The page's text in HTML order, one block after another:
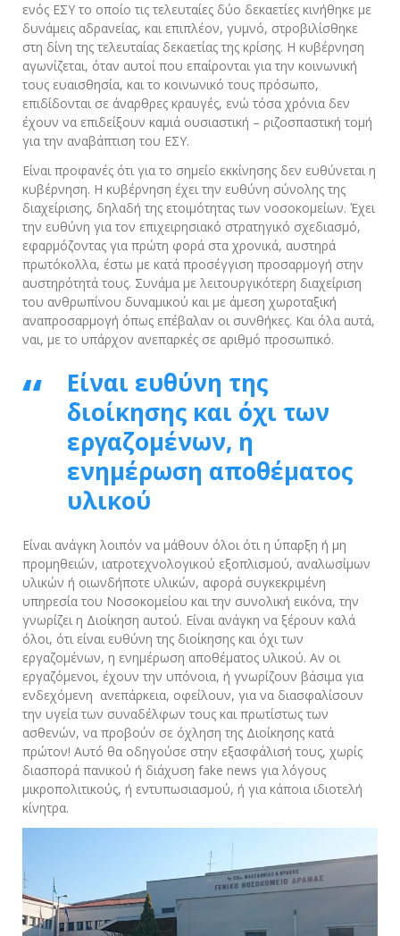
ενός ΕΣΥ το οποίο τις τελευταίες δύο δεκαετίες κινήθηκε με
δυνάμεις αδρανείας, και επιπλέον, γυμνό, στροβιλίσθηκε
στη δίνη της τελευταίας δεκαετίας της κρίσης. Η κυβέρνηση
αγωνίζεται, όταν αυτοί που επαίρονται για την κοινωνική
τους ευαισθησία, και το κοινωνικό τους πρόσωπο,
επιδίδονται σε άναρθρες κραυγές, ενώ τόσα χρόνια δεν
έχουν να επιδείξουν καμιά ουσιαστική – ριζοσπαστική τομή
για την αναβάπτιση του ΕΣΥ.
Είναι προφανές ότι για το σημείο εκκίνησης δεν ευθύνεται η
κυβέρνηση. Η κυβέρνηση έχει την ευθύνη σύνολης της
διαχείρισης, δηλαδή της ετοιμότητας των νοσοκομείων. Έχει
την ευθύνη για τον επιχειρησιακό στρατηγικό σχεδιασμό,
εφαρμόζοντας για πρώτη φορά στα χρονικά, αυστηρά
πρωτόκολλα, έστω με κατά προσέγγιση προσαρμογή στην
αυστηρότητά τους. Συνάμα με λειτουργικότερη διαχείριση
του ανθρωπίνου δυναμικού και με άμεση χωροταξική
αναπροσαρμογή όπως επέβαλαν οι συνθήκες. Και όλα αυτά,
ναι, με το υπάρχον ανεπαρκές σε αριθμό προσωπικό.
Είναι ευθύνη της
διοίκησης και όχι των
εργαζομένων, η
ενημέρωση αποθέματος
υλικού
Είναι ανάγκη λοιπόν να μάθουν όλοι ότι η ύπαρξη ή μη
προμηθειών, ιατροτεχνολογικού εξοπλισμού, αναλωσίμων
υλικών ή οιωνδήποτε υλικών, αφορά συγκεκριμένη
υπηρεσία του Νοσοκομείου και την συνολική εικόνα, την
γνωρίζει η Διοίκηση αυτού. Είναι ανάγκη να ξέρουν καλά
όλοι, ότι είναι ευθύνη της διοίκησης και όχι των
εργαζομένων, η ενημέρωση αποθέματος υλικού. Αν οι
εργαζόμενοι, έχουν την υπόνοια, ή γνωρίζουν βάσιμα για
ενδεχόμενη ανεπάρκεια, οφείλουν, για να διασφαλίσουν
την υγεία των συναδέλφων τους και πρωτίστως των
ασθενών, να προβούν σε όχληση της Διοίκησης κατά
πρώτον! Αυτό θα οδηγούσε στην εξασφάλισή τους, χωρίς
διασπορά πανικού ή διάχυση fake news για λόγους
μικροπολιτικούς, ή εντυπωσιασμού, ή για κάποια ιδιοτελή
κίνητρα.